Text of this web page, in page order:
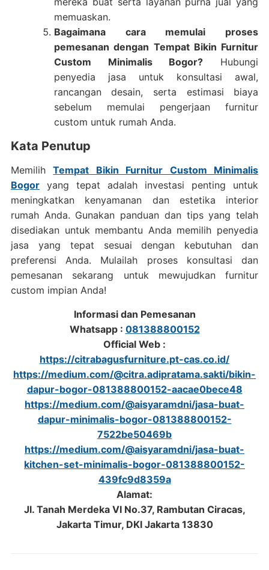
memuaskan.
Bagaimana cara memulai proses
pemesanan dengan Tempat Bikin Furnitur
Custom Minimalis Bogor? Hubungi
penyedia jasa untuk konsultasi awal,
rancangan desain, serta estimasi biaya
sebelum memulai pengerjaan furnitur
custom untuk rumah Anda.
Kata Penutup
MemilihTempat Bikin Furnitur Custom Minimalis
Bogoryang tepat adalah investasi penting untuk
meningkatkan kenyamanan dan estetika interior
rumah Anda. Gunakan panduan dan tips yang telah
disediakan untuk membantu Anda memilih penyedia
jasa yang tepat sesuai dengan kebutuhan dan
preferensi Anda. Mulailah proses konsultasi dan
pemesanan sekarang untuk mewujudkan furnitur
custom impian Anda!
Informasi dan Pemesanan
Whatsapp : 081388800152
Official Web :
https://citrabagusfurniture.pt-cas.co.id/
https://medium.com/@citra.adipratama.sakti/bikin-
dapur-bogor-081388800152-aacae0bece48
https://medium.com/@aisyaramdni/jasa-buat-
dapur-minimalis-bogor-081388800152-
7522be50469b
https://medium.com/@aisyaramdni/jasa-buat-
kitchen-set-minimalis-bogor-081388800152-
439fc9d8359a
Alamat:
Jl. Tanah Merdeka VI No.37, Rambutan Ciracas,
Jakarta Timur, DKI Jakarta 13830